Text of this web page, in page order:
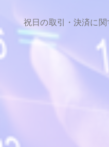
祝日の取引・決済に関